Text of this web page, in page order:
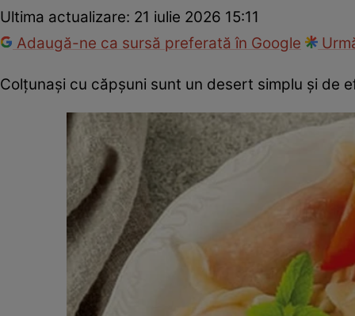
Ultima actualizare: 21 iulie 2026 15:11
Adaugă-ne ca sursă preferată în Google
Colțunași cu căpșuni sunt un desert simplu și de